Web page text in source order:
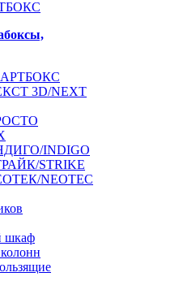
3D/NEXT
INDIGO
STRIKE
NEOTEC
шкаф